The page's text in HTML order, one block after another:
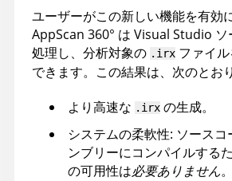
ユーザーがこの新しい機能を有効
AppScan 360° は Visual Studio
処理し、分析対象の .irx ファイ
できます。この結果は、次のとお
より高速な .irx の生成。
システムの柔軟性: ソースコ
ンブリーにコンパイルする
の可用性は必要ありません。